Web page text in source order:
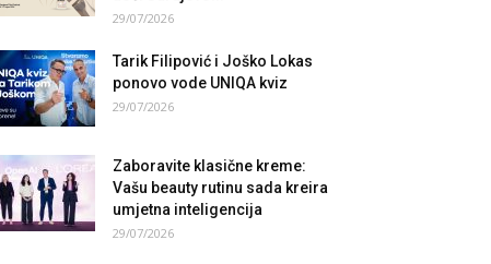
29/07/2026
Tarik Filipović i Joško Lokas
ponovo vode UNIQA kviz
29/07/2026
Zaboravite klasične kreme:
Vašu beauty rutinu sada kreira
umjetna inteligencija
29/07/2026